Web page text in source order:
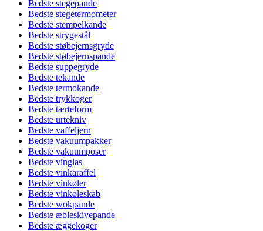
Bedste stegepande
Bedste stegetermometer
Bedste stempelkande
Bedste strygestål
Bedste støbejernsgryde
Bedste støbejernspande
Bedste suppegryde
Bedste tekande
Bedste termokande
Bedste trykkoger
Bedste tærteform
Bedste urtekniv
Bedste vaffeljern
Bedste vakuumpakker
Bedste vakuumposer
Bedste vinglas
Bedste vinkaraffel
Bedste vinkøler
Bedste vinkøleskab
Bedste wokpande
Bedste æbleskivepande
Bedste æggekoger